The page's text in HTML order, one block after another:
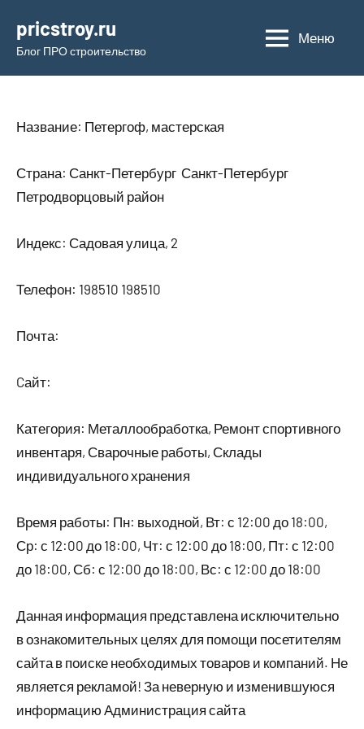
содержимому
pricstroy.ru
Блог ПРО строительство
Меню
Название: Петергоф, мастерская
Страна: Санкт-Петербург Санкт-Петербург
Петродворцовый район
Индекс: Садовая улица, 2
Телефон: 198510 198510
Почта:
Cайт:
Категория: Металлообработка, Ремонт спортивного
инвентаря, Сварочные работы, Склады
индивидуального хранения
Время работы: Пн: выходной, Вт: с 12:00 до 18:00,
Ср: с 12:00 до 18:00, Чт: с 12:00 до 18:00, Пт: с 12:00
до 18:00, Сб: с 12:00 до 18:00, Вс: с 12:00 до 18:00
Данная информация представлена исключительно
в ознакомительных целях для помощи посетителям
сайта в поиске необходимых товаров и компаний. Не
является рекламой! За неверную и изменившуюся
информацию Администрация сайта